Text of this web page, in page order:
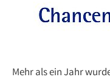
Mehr als ein Jahr